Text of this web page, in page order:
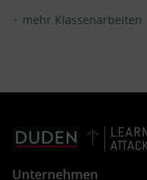
mehr Klassenarbeiten
Unternehmen